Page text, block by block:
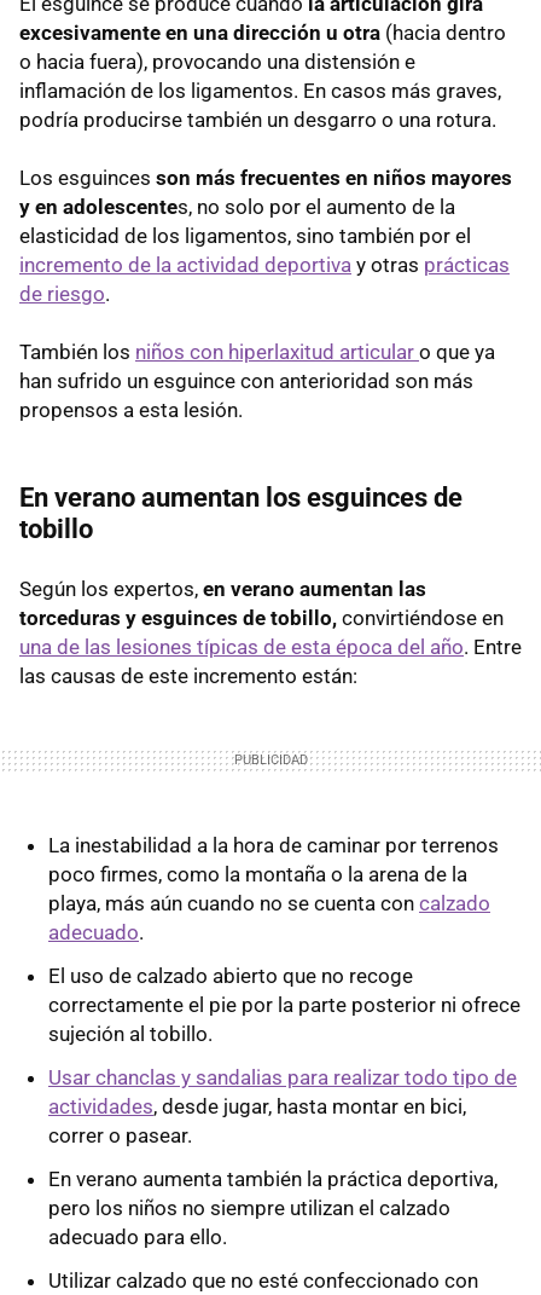
excesivamente en una dirección u otra (hacia dentro
o hacia fuera), provocando una distensión e
inflamación de los ligamentos. En casos más graves,
podría producirse también un desgarro o una rotura.
Los esguinces son más frecuentes en niños mayores
y en adolescentes, no solo por el aumento de la
elasticidad de los ligamentos, sino también por el
incremento de la actividad deportiva y otras prácticas
de riesgo.
También los niños con hiperlaxitud articular o que ya
han sufrido un esguince con anterioridad son más
propensos a esta lesión.
En verano aumentan los esguinces de
tobillo
Según los expertos, en verano aumentan las
torceduras y esguinces de tobillo, convirtiéndose en
una de las lesiones típicas de esta época del año. Entre
las causas de este incremento están:
La inestabilidad a la hora de caminar por terrenos
poco firmes, como la montaña o la arena de la
playa, más aún cuando no se cuenta con calzado
adecuado.
El uso de calzado abierto que no recoge
correctamente el pie por la parte posterior ni ofrece
sujeción al tobillo.
Usar chanclas y sandalias para realizar todo tipo de
actividades, desde jugar, hasta montar en bici,
correr o pasear.
En verano aumenta también la práctica deportiva,
pero los niños no siempre utilizan el calzado
adecuado para ello.
Utilizar calzado que no esté confeccionado con